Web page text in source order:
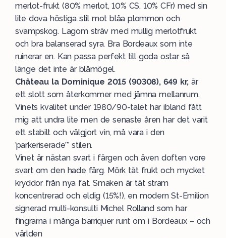
merlot-frukt (80% merlot, 10% CS, 10% CFr) med sin
lite dova höstiga stil mot blåa plommon och
svampskog. Lagom sträv med mullig merlotfrukt
och bra balanserad syra. Bra Bordeaux som inte
ruinerar en. Kan passa perfekt till goda ostar så
länge det inte är blåmögel.
Château la Dominique 2015 (90308), 649 kr, är
ett slott som återkommer med jämna mellanrum.
Vinets kvalitet under 1980/90-talet har ibland fått
mig att undra lite men de senaste åren har det varit
ett stabilt och välgjort vin, må vara i den
’parkeriserade’* stilen.
Vinet är nästan svart i färgen och även doften vore
svart om den hade färg. Mörk tät frukt och mycket
kryddor från nya fat. Smaken är tät stram
koncentrerad och eldig (15%!), en modern St-Emilion
signerad multi-konsulti Michel Rolland som har
fingrarna i många barriquer runt om i Bordeaux – och
världen